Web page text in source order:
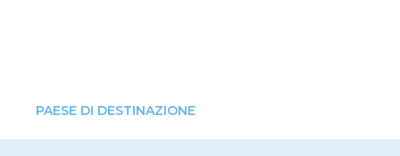
PAESE DI DESTINAZIONE